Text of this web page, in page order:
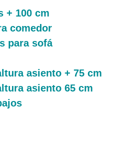
+ 100 cm
comedor
para sofá
asiento + 75 cm
asiento 65 cm